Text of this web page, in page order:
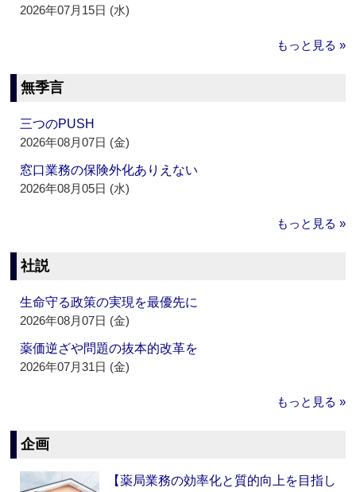
2026年07月15日 (水)
もっと見る »
無季言
三つのPUSH
2026年08月07日 (金)
窓口業務の保険外化ありえない
2026年08月05日 (水)
もっと見る »
社説
生命守る政策の実現を最優先に
2026年08月07日 (金)
薬価逆ざや問題の抜本的改革を
2026年07月31日 (金)
もっと見る »
企画
【薬局業務の効率化と質的向上を目指し